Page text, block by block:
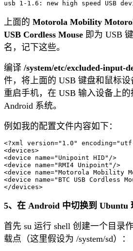
上面的 Motorola Mobility
USB Cordless Mouse 即为 USB
名，记下这些。
编译 /system/etc/excluded-input-
件，将上面的 USB 键盘和鼠标
重启手机，在 USB 输入设备上
Android 系统。
例如我的配置文件内容如下：
<?xml version="1.0"
<devices>
<device name="Unipoint HID"/>
<device name="RMI4 Unipoint"/>
<device name="Motorola Mobility
<device name="BTC USB Cordless
5、在 Android 中切换到 Ubuntu
首先 su 运行 shell 创建一个目录
载点（这里假设为 /system/sd）：